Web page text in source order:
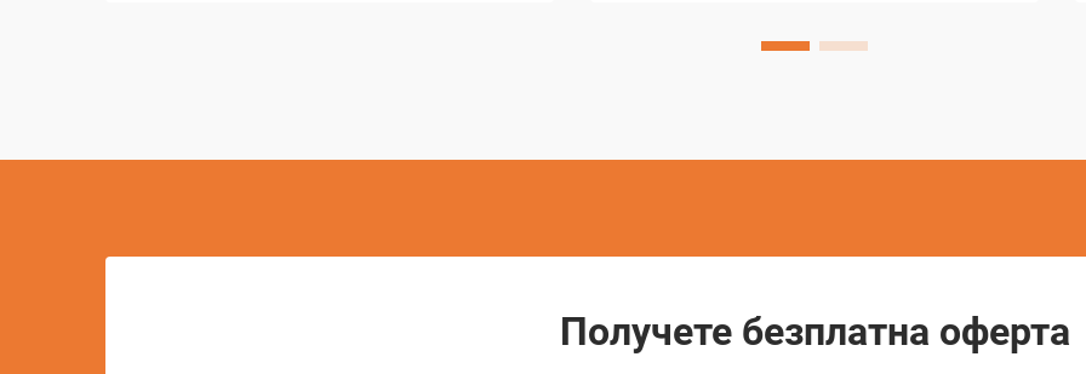
Получете безплатна оферта